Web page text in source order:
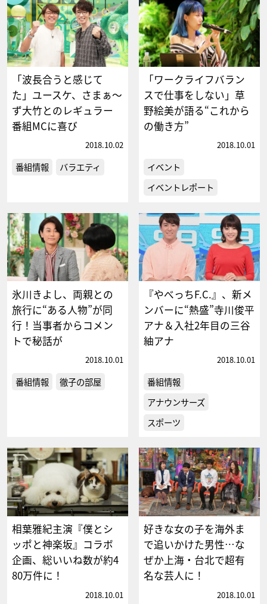
「波長合うと感じて
た」ユースケ、さまぁ〜
ず大竹とのレギュラー
番組MCに喜び
2018.10.02
番組情報 バラエティ
「ワークライフバラン
スで仕事をしない」草
野絵美が語る“これから
の働き方”
2018.10.01
イベント
イベントレポート
氷川きよし、両親との
旅行に“ある人物”が同
行！当事者からコメン
トで秘話が
2018.10.01
番組情報 徹子の部屋
『やべっちF.C.』、新メ
ンバーに“熱盛”寺川俊平
アナ＆入社2年目の三谷
紬アナ
2018.10.01
番組情報
アナウンサーズ
スポーツ
相葉雅紀主演『僕とシ
ッポと神楽坂』コラボ
企画、総いいね数が約4
80万件に！
2018.10.01
好きな女の子を海外ま
で追いかけた男性…な
ぜか上海・台北で超有
名な芸人に！
2018.10.01